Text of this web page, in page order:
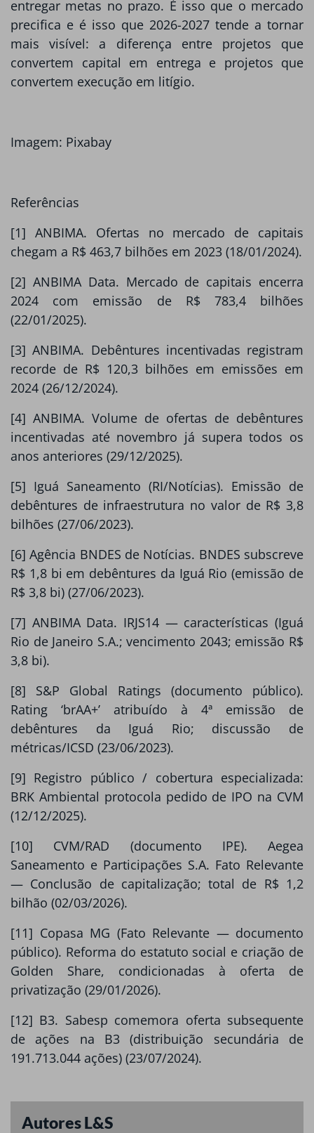
entregar metas no prazo. É isso que o mercado
precifica e é isso que 2026-2027 tende a tornar
mais visível: a diferença entre projetos que
convertem capital em entrega e projetos que
convertem execução em litígio.
Imagem: Pixabay
Referências
[1] ANBIMA. Ofertas no mercado de capitais
chegam a R$ 463,7 bilhões em 2023 (18/01/2024).
[2] ANBIMA Data. Mercado de capitais encerra
2024 com emissão de R$ 783,4 bilhões
(22/01/2025).
[3] ANBIMA. Debêntures incentivadas registram
recorde de R$ 120,3 bilhões em emissões em
2024 (26/12/2024).
[4] ANBIMA. Volume de ofertas de debêntures
incentivadas até novembro já supera todos os
anos anteriores (29/12/2025).
[5] Iguá Saneamento (RI/Notícias). Emissão de
debêntures de infraestrutura no valor de R$ 3,8
bilhões (27/06/2023).
[6] Agência BNDES de Notícias. BNDES subscreve
R$ 1,8 bi em debêntures da Iguá Rio (emissão de
R$ 3,8 bi) (27/06/2023).
[7] ANBIMA Data. IRJS14 — características (Iguá
Rio de Janeiro S.A.; vencimento 2043; emissão R$
3,8 bi).
[8] S&P Global Ratings (documento público).
Rating ‘brAA+’ atribuído à 4ª emissão de
debêntures da Iguá Rio; discussão de
métricas/ICSD (23/06/2023).
[9] Registro público / cobertura especializada:
BRK Ambiental protocola pedido de IPO na CVM
(12/12/2025).
[10] CVM/RAD (documento IPE). Aegea
Saneamento e Participações S.A. Fato Relevante
— Conclusão de capitalização; total de R$ 1,2
bilhão (02/03/2026).
[11] Copasa MG (Fato Relevante — documento
público). Reforma do estatuto social e criação de
Golden Share, condicionadas à oferta de
privatização (29/01/2026).
[12] B3. Sabesp comemora oferta subsequente
de ações na B3 (distribuição secundária de
191.713.044 ações) (23/07/2024).
Autores L&S